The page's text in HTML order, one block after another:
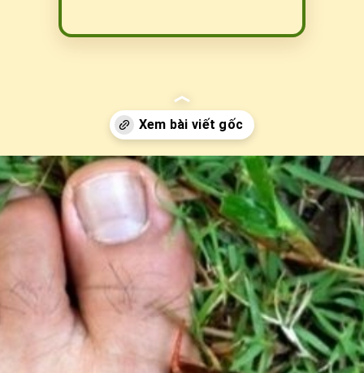
Đang mở https://erci.edu.vn/bi-ret-can-co-sao-khong